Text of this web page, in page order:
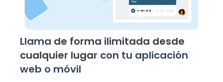
Llama de forma ilimitada desde
cualquier lugar con tu aplicación
web o móvil